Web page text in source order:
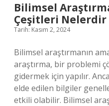
Bilimsel
Çeşitleri Nelerdir
Tarih: Kasım 2, 2024
Bilimsel araştırmanın
araştırma, bir problemi
gidermek için yapılır.
elde edilen bilgiler
etkili olabilir. Bilimsel